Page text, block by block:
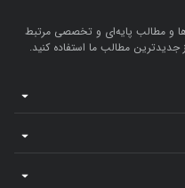
و مطالب پایه‌ای و تخصصی مرتبط
جدیدترین مطالب ما استفاده کنید.